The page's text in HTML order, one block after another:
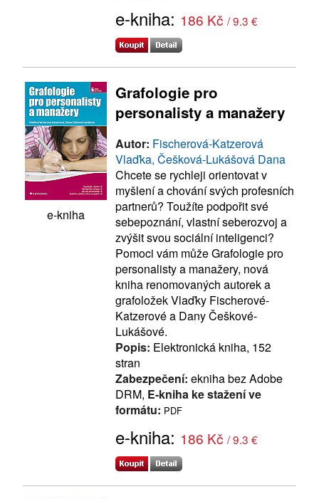
e-kniha: 186 Kč / 9.3 €
e-kniha
Grafologie pro
personalisty a manažery
Autor: Fischerová-Katzerová
Vlaďka, Češková-Lukášová Dana
Chcete se rychleji orientovat v
myšlení a chování svých profesních
partnerů? Toužíte podpořit své
sebepoznání, vlastní seberozvoj a
zvýšit svou sociální inteligenci?
Pomoci vám může Grafologie pro
personalisty a manažery, nová
kniha renomovaných autorek a
grafoložek Vlaďky Fischerové-
Katzerové a Dany Češkové-
Lukášové.
Popis: Elektronická kniha, 152
stran
Zabezpečení: ekniha bez Adobe
DRM, E-kniha ke stažení ve
formátu: PDF
e-kniha: 186 Kč / 9.3 €